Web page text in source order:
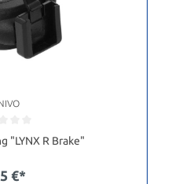
"LYNX R Brake"
€*